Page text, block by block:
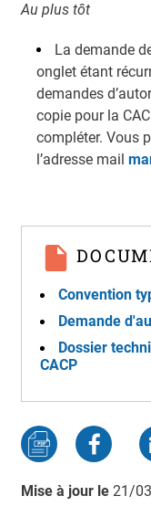
Au plus tôt
La demande
onglet étant
demandes
copie pour la
compléter. Vous
l’adresse mail
Convention
Demande
Dossier
CACP
Mise à jour le 21/